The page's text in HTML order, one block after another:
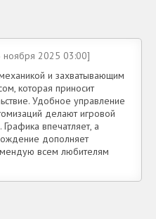
2025 03:00]
и захватывающим
которая приносит
Удобное управление
делают игровой
впечатляет, а
дополняет
всем любителям